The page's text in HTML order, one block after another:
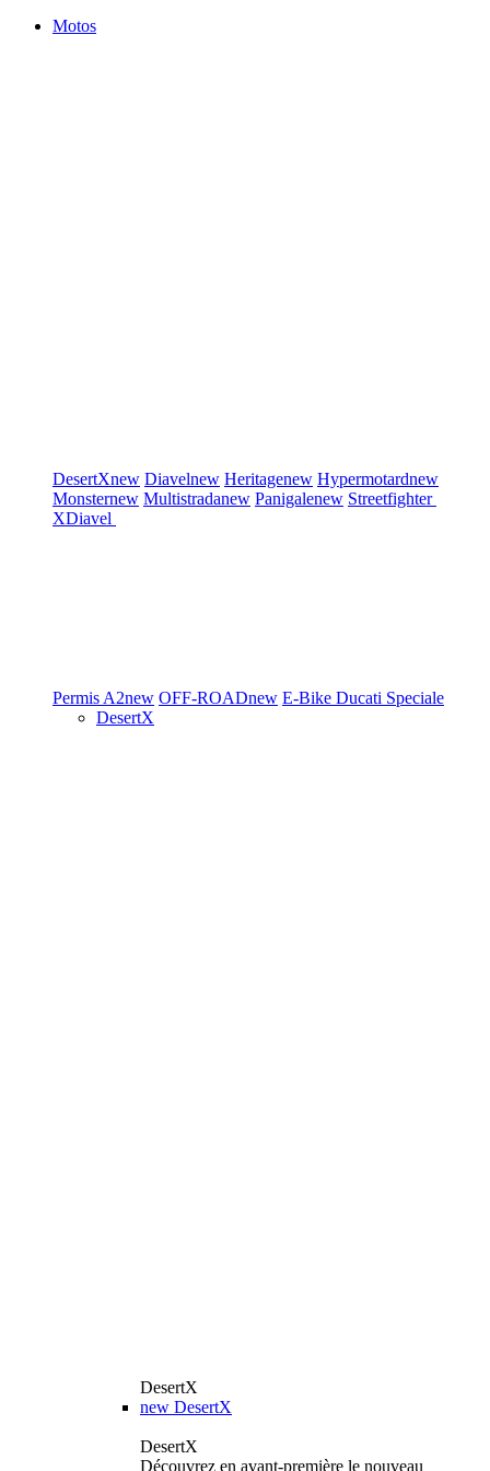
Motos
DesertXnew Diavelnew Heritagenew Hypermotardnew
Monsternew Multistradanew Panigalenew Streetfighter
XDiavel
Permis A2new OFF-ROADnew E-Bike Ducati Speciale
DesertX
DesertX
new DesertX
DesertX
Découvrez en avant-première le nouveau